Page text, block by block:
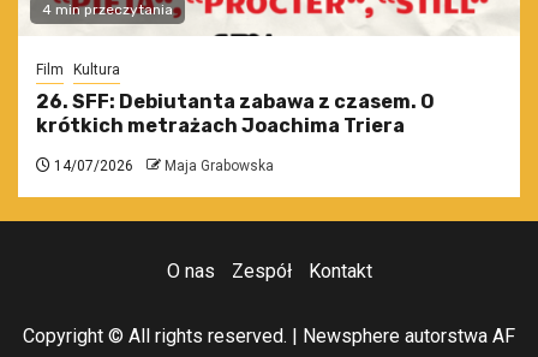
4 min przeczytania
Film Kultura
26. SFF: Debiutanta zabawa z czasem. O
krótkich metrażach Joachima Triera
14/07/2026 Maja Grabowska
O nas Zespół Kontakt
Copyright © All rights reserved. | Newsphere autorstwa AF